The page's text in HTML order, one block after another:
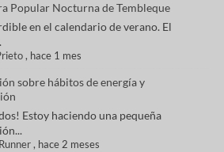
Popular Nocturna de Tembleque
en el calendario de verano. El
, hace 1 mes
sobre hábitos de energía y
Estoy haciendo una pequeña
, hace 2 meses